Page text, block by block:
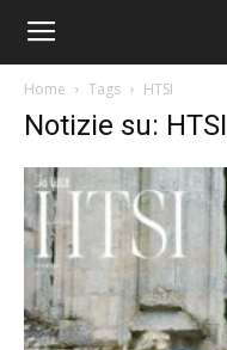
Home Tags HTSI
Notizie su: HTSI